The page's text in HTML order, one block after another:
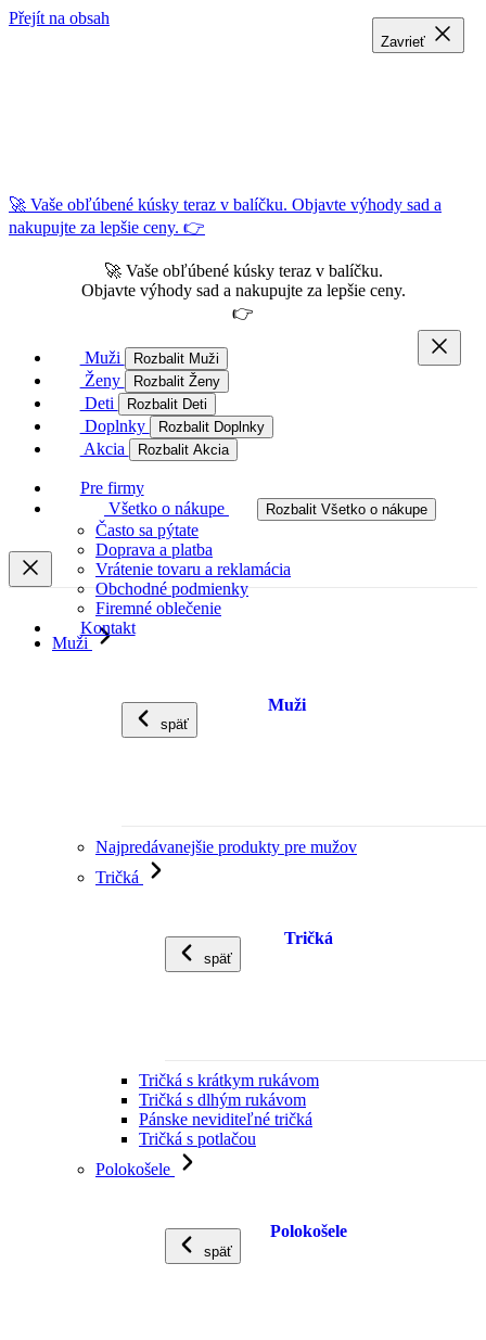
Přejít na obsah
🚀 Vaše obľúbené kúsky teraz v balíčku. Objavte výhody sad a
nakupujte za lepšie ceny. 👉
🚀 Vaše obľúbené kúsky teraz v balíčku.
Objavte výhody sad a nakupujte za lepšie ceny.
👉
Muži Rozbalit Muži
Ženy Rozbalit Ženy
Deti Rozbalit Deti
Doplnky Rozbalit Doplnky
Akcia Rozbalit Akcia
Pre firmy
Všetko o nákupe
Rozbalit Všetko o nákupe
Často sa pýtate
Doprava a platba
Vrátenie tovaru a reklamácia
Obchodné podmienky
Firemné oblečenie
Kontakt
Muži
späť
Muži
Najpredávanejšie produkty pre mužov
Tričká
späť
Tričká
Tričká s krátkym rukávom
Tričká s dlhým rukávom
Pánske neviditeľné tričká
Tričká s potlačou
Polokošele
späť
Polokošele
Zavrieť
Zavrieť
Zavrieť